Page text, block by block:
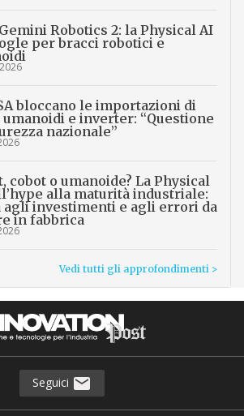
Robotics 2: la Physical AI
per bracci robotici e
bloccano le importazioni di
e inverter: “Questione
nazionale”
cobot o umanoide? La Physical
alla maturità industriale:
agli investimenti e agli errori da
in fabbrica
Vedi tutti gli approfondimenti >
Seguici